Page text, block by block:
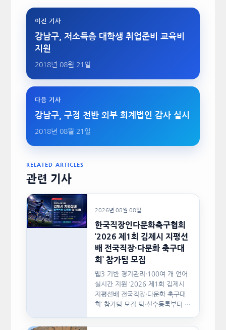
이전 기사
강남구, 저소득층 대학생 취업준비 교육비
지원
2018년 08월 21일
다음 기사
강남구, 구정 전반 외부 회계법인 감사 실시
2018년 08월 21일
RELATED ARTICLES
관련 기사
2026년 08월 08일
한국직장인다문화축구협회
‘2026 제1회 김제시 지평선
배 전국직장·다문화 축구대
회’ 참가팀 모집
웹3 기반 경기관리·100여 개 언어
실시간 지원 ‘2026 제1회 김제시
지평선배 전국직장·다문화 축구대
회’ 참가팀 모집 팀·선수등록부터 경